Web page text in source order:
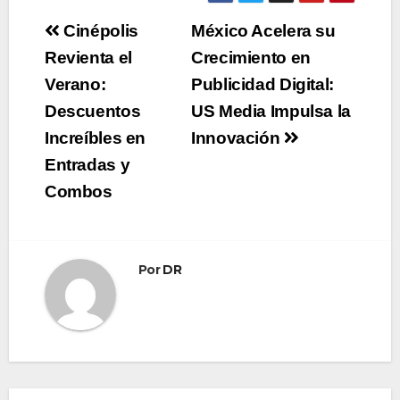
Navegación
de
entradas
México Acelera su
Crecimiento en
Publicidad Digital:
US Media Impulsa la
Innovación
Cinépolis
Revienta el
Verano:
Descuentos
Increíbles en
Entradas y
Combos
PorDR